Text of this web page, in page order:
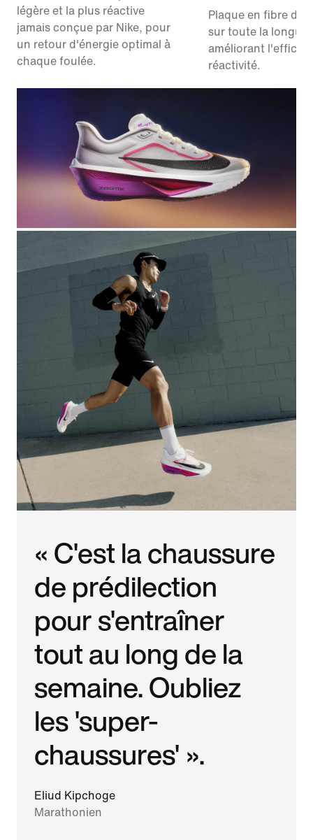
légère et la plus réactive
jamais conçue par Nike, pour
un retour d'énergie optimal à
chaque foulée.
Plaque en fibre de
sur toute la
améliorant
réactivité.
« C'est la chaussure
de prédilection
pour s'entraîner
tout au long de la
semaine. Oubliez
les 'super-
chaussures' ».
Eliud Kipchoge
Marathonien